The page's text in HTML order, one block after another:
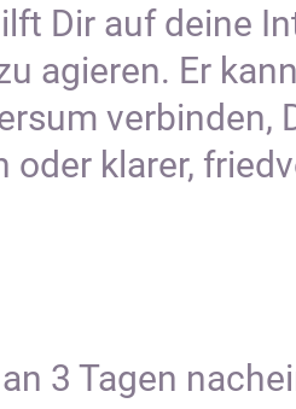
Dir auf deine
agieren. Er
verbinden,
oder klarer,
3 Tagen